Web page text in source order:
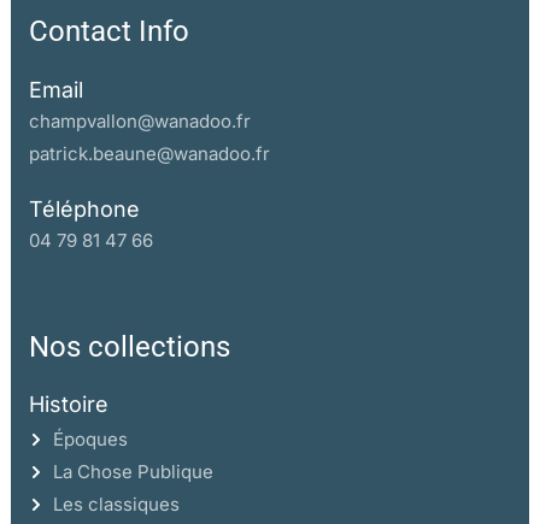
Contact Info
Email
champvallon@wanadoo.fr
patrick.beaune@wanadoo.fr
Téléphone
04 79 81 47 66
Nos collections
Histoire
Époques
La Chose Publique
Les classiques